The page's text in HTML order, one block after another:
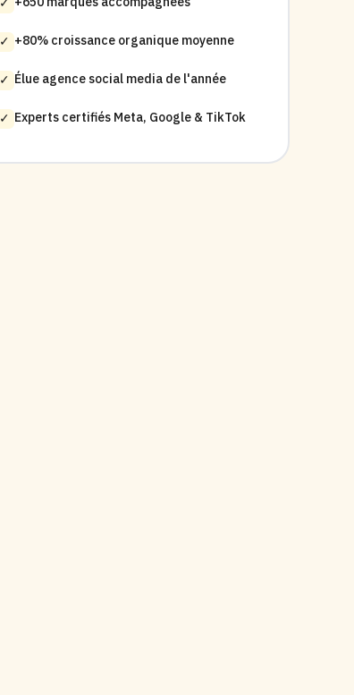
✓ +80% croissance organique moyenne
✓ Élue agence social media de l'année
✓ Experts certifiés Meta, Google & TikTok